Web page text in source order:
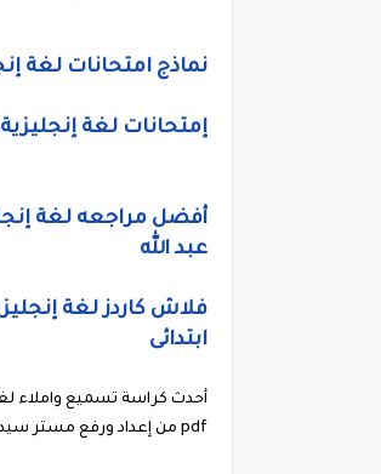
نماذج امتحانات لغة
إمتحانات لغة
أفضل مراجعه لغة
عبد الله
ابتدائى
pdf من إعداد ورفع مستر سيد نجاح